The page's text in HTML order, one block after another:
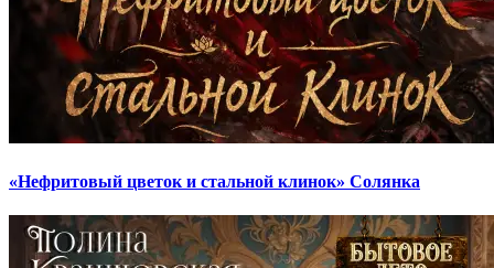
«Нефритовый цветок и стальной клинок» Солянка